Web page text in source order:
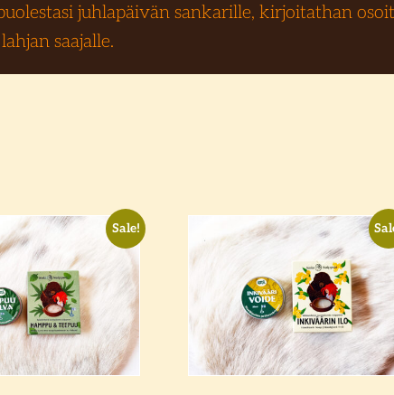
juhlapäivän sankarille, kirjoitathan
saajalle.
Sale!